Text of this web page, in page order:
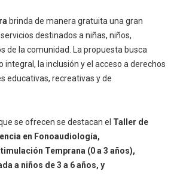
brinda de manera gratuita una gran
destinados a niñas, niños,
de la comunidad. La propuesta busca
integral, la inclusión y el acceso a derechos
educativas, recreativas y de
se ofrecen se destacan el Taller de
en Fonoaudiología,
Temprana (0 a 3 años),
a niños de 3 a 6 años, y